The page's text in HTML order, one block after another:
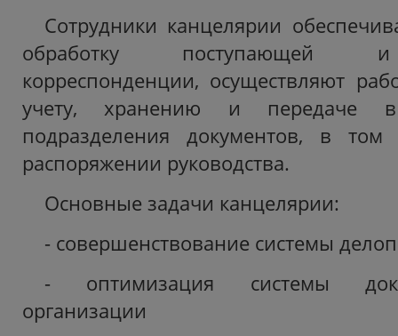
Сотрудники канцелярии
обработку поступающей и
корреспонденции, осуществляют
учету, хранению и передаче в
подразделения документов, в
распоряжении руководства.
Основные задачи канцелярии:
- совершенствование системы
- оптимизация системы
организации